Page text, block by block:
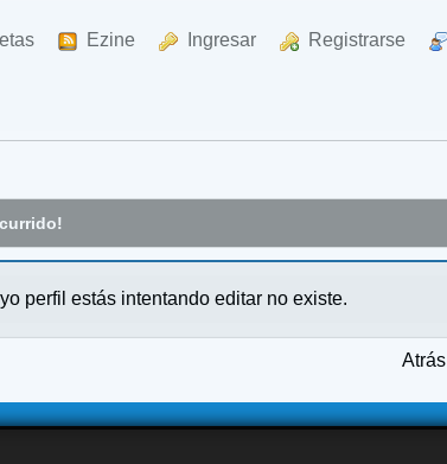
Ezine Ingresar Registrarse
perfil estás intentando editar no existe.
Atrás